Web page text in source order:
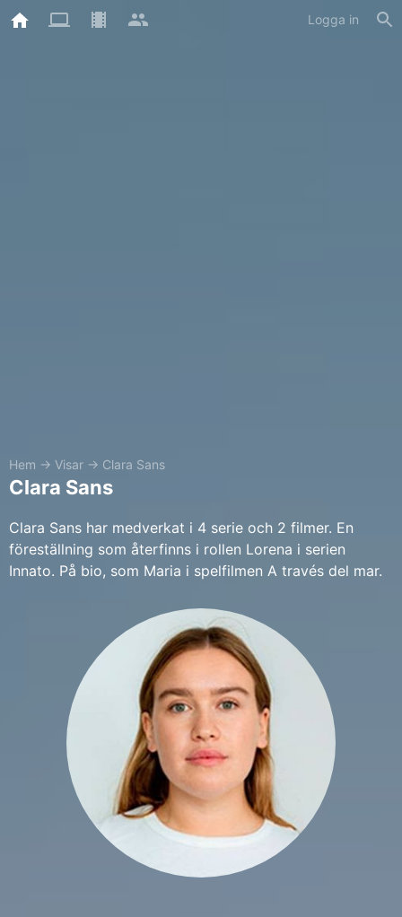
Logga in
Hem → Visar → Clara Sans
Clara Sans
Clara Sans har medverkat i 4 serie och 2 filmer. En
föreställning som återfinns i rollen Lorena i serien
Innato. På bio, som Maria i spelfilmen A través del mar.